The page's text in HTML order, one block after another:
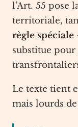
l’Art. 55 pose
territoriale,
règle spéciale
substitue pour
Le texte tient
mais lourds